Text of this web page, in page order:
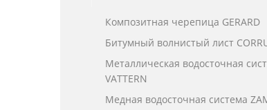
Композитная черепица GERARD
Битумный волнистый лист
Металлическая водосточная
VATTERN
Медная водосточная система